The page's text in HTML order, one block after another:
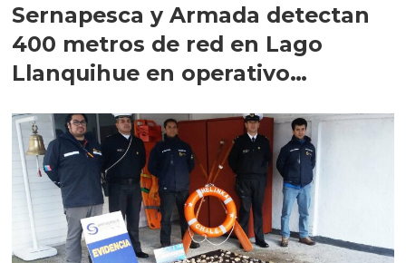
Sernapesca y Armada detectan
400 metros de red en Lago
Llanquihue en operativo